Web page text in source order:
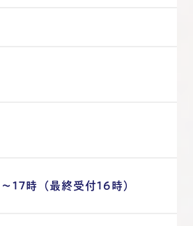
17時（最終受付16時）